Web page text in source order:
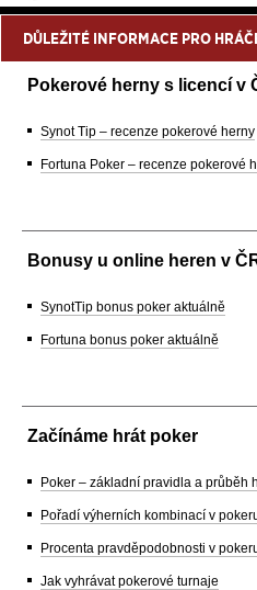
DŮLEŽITÉ INFORMACE PRO
Pokerové herny s licencí
Synot Tip – recenze pokerové herny
Fortuna Poker – recenze pokerové
Bonusy u online heren v
SynotTip bonus poker aktuálně
Fortuna bonus poker aktuálně
Začínáme hrát poker
Poker – základní pravidla a průběh
Pořadí výherních kombinací v
Procenta pravděpodobnosti v
Jak vyhrávat pokerové turnaje